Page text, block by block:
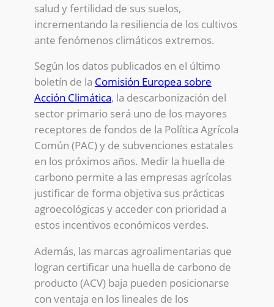
salud y fertilidad de sus suelos,
incrementando la resiliencia de los cultivos
ante fenómenos climáticos extremos.
Según los datos publicados en el último
boletín de la Comisión Europea sobre
Acción Climática, la descarbonización del
sector primario será uno de los mayores
receptores de fondos de la Política Agrícola
Común (PAC) y de subvenciones estatales
en los próximos años. Medir la huella de
carbono permite a las empresas agrícolas
justificar de forma objetiva sus prácticas
agroecológicas y acceder con prioridad a
estos incentivos económicos verdes.
Además, las marcas agroalimentarias que
logran certificar una huella de carbono de
producto (ACV) baja pueden posicionarse
con ventaja en los lineales de los